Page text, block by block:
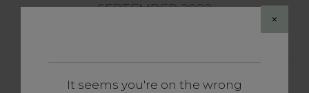
×
It seems you're on the wrong
SEPTEMBER 2022
Inzichten